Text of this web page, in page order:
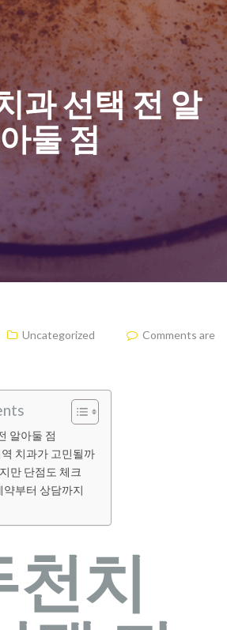
과 선택 전 알
아둘 점
Uncategorized
Comments are
알아둘 점
치과가 고민될까
만 단점도 체크
약부터 상담까지
치